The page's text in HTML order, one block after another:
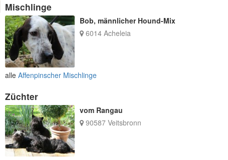
Mischlinge
Bob, männlicher Hound-Mix
6014 Acheleia
alleAffenpinscher Mischlinge
Züchter
vom Rangau
90587 Veitsbronn